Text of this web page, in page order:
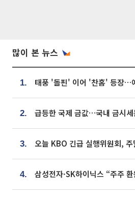
많이 본 뉴스
1.
2. 급등한 국제 금값…국내 금시세
3. 오늘 KBO 긴급 실행위원회,
4. 삼성전자·SK하이닉스 “주주